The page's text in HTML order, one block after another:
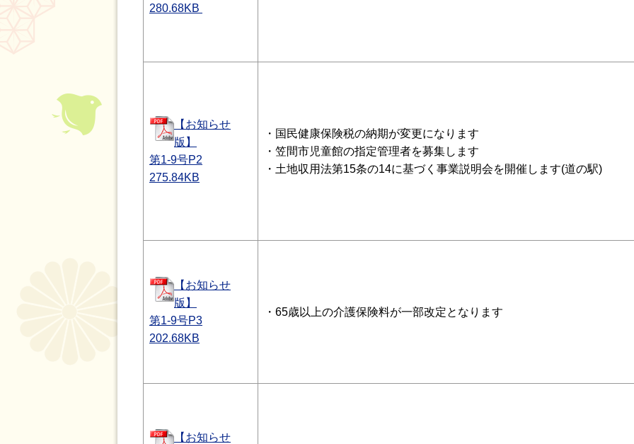
280.68KB
【お知らせ
版】
第1-9号P2
275.84KB
・国民健康保険税の納期が変更になります
・笠間市児童館の指定管理者を募集します
・土地収用法第15条の14に基づく事業説明会を開催します(道の駅)
【お知らせ
版】
第1-9号P3
202.68KB
・65歳以上の介護保険料が一部改定となります
【お知らせ